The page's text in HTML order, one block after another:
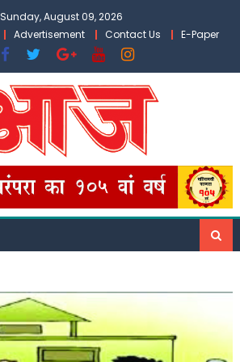
Sunday, August 09, 2026
Advertisement Contact Us E-Paper